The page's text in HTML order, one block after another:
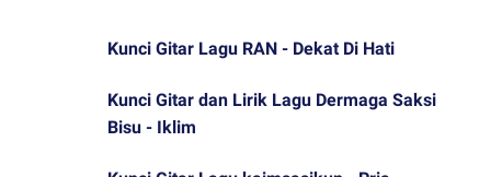
Kunci Gitar Lagu RAN - Dekat Di Hati
Kunci Gitar dan Lirik Lagu Dermaga Saksi
Bisu - Iklim